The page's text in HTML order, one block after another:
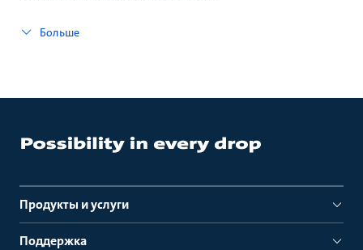
Больше
Продукты и услуги
Поддержка